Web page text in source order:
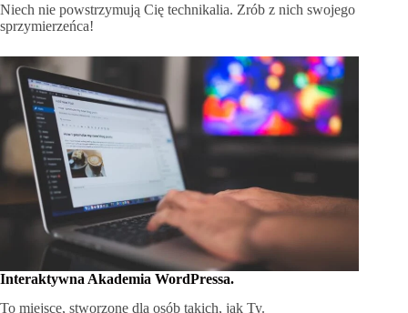
Niech nie powstrzymują Cię technikalia. Zrób z nich swojego
sprzymierzeńca!
Interaktywna Akademia WordPressa.
To miejsce, stworzone dla osób takich, jak Ty.